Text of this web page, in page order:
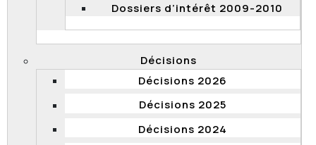
Dossiers d’intérêt 2009-2010
Décisions
Décisions 2026
Décisions 2025
Décisions 2024
Les rapports de vérification et
d’enquête de la Commission sont-ils
accessibles au public?
Les rapports de vérification et les rapports d’enquête
fondée réalisés par la Commission sont diffusés dans